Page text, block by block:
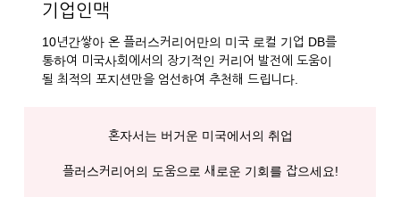
기업인맥
10년간쌓아 온 플러스커리어만의 미국 로컬 기업 DB를
통하여 미국사회에서의 장기적인 커리어 발전에 도움이
될 최적의 포지션만을 엄선하여 추천해 드립니다.
혼자서는 버거운 미국에서의 취업
플러스커리어의 도움으로 새로운 기회를 잡으세요!